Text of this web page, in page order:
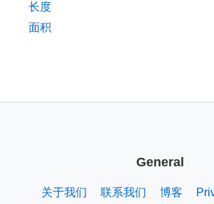
长度
面积
General
关于我们 联系我们 博客